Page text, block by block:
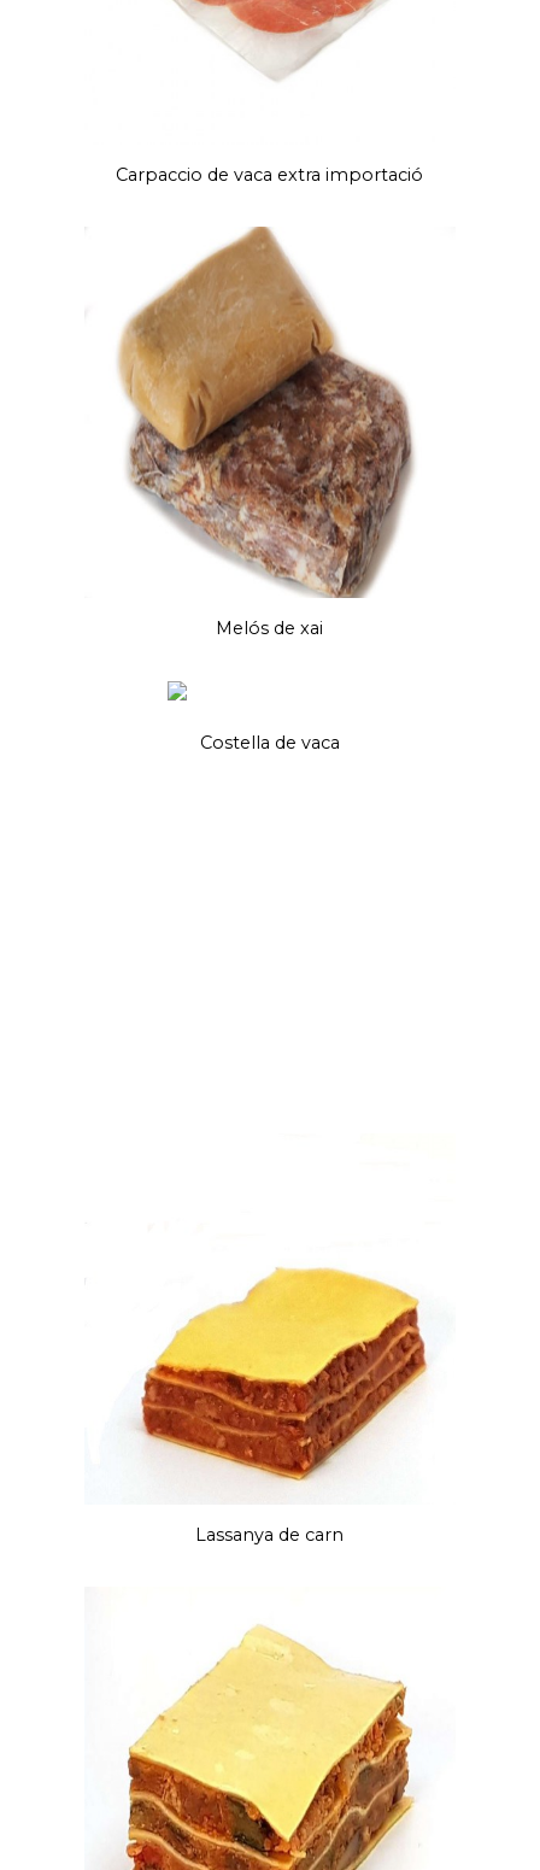
Carpaccio de vaca extra importació
Melós de xai
Costella de vaca
Lassanya de carn